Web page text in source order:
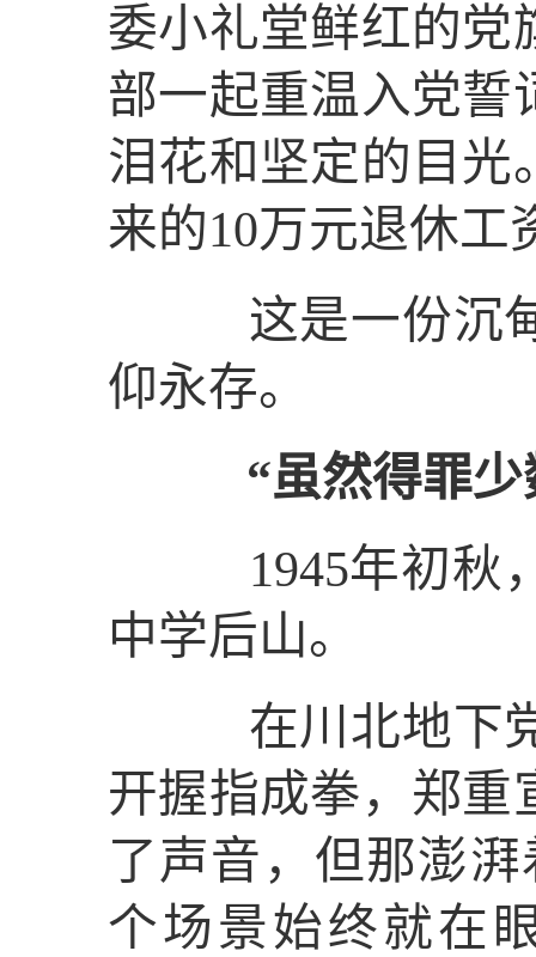
委小礼堂鲜红的党
部一起重温入党誓
泪花和坚定的目光
来的10万元退休工
这是一份沉甸
仰永存。
“虽然得罪
1945年初秋，
中学后山。
在川北地下党
开握指成拳，郑重
了声音，但那澎
个场景始终就在